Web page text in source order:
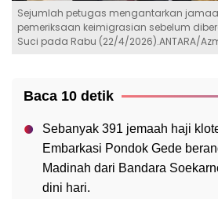
Sejumlah petugas mengantarkan
pemeriksaan keimigrasian sebelum
Suci pada Rabu (22/4/2026).ANTARA/
Baca 10 detik
Sebanyak 391 jemaah haji
Embarkasi Pondok Gede
Madinah dari Bandara
dini hari.